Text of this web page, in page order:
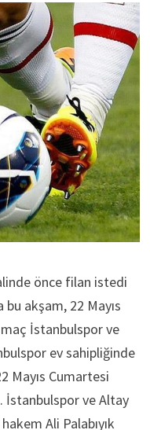
önce filan istedi
akşam, 22 Mayıs
İstanbulspor ve
ev sahipliğinde
Mayıs Cumartesi
İstanbulspor ve Altay
Ali Palabıyık